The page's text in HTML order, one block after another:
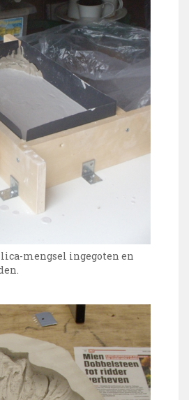
mengsel ingegoten en